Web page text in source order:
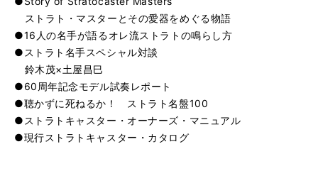
ストラト・マスターとその愛器をめぐる物語
●16人の名手が語るオレ流ストラトの鳴らし方
●ストラト名手スペシャル対談
鈴木茂×土屋昌巳
●60周年記念モデル試奏レポート
●聴かずに死ねるか！ ストラト名盤100
●ストラトキャスター・オーナーズ・マニュアル
●現行ストラトキャスター・カタログ